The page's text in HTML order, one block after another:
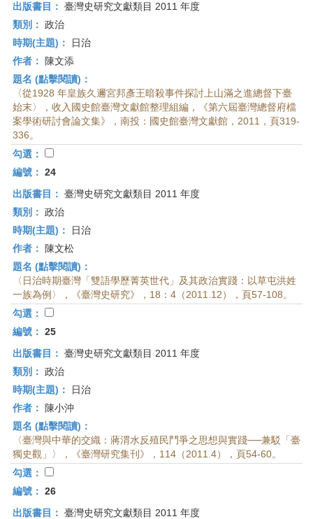
出版書目： 臺灣史研究文獻類目 2011 年度
類別： 政治
時期(主題)：
日治
作者：
陳文添
題名 (點擊閱讀)：
〈從1928 年皇族久邇宮邦彥王暗殺事件探討上山滿之進總督下臺
始末〉，收入國史館臺灣文獻館整理組編，《第六屆臺灣總督府檔
案學術研討會論文集》，南投：國史館臺灣文獻館，2011，頁319-
336。
勾選：
編號： 24
出版書目： 臺灣史研究文獻類目 2011 年度
類別： 政治
時期(主題)：
日治
作者：
陳文松
題名 (點擊閱讀)：
〈日治時期臺灣「雙語學歷菁英世代」及其政治實踐：以草屯洪姓
一族為例〉，《臺灣史研究》，18：4（2011.12），頁57-108。
勾選：
編號： 25
出版書目： 臺灣史研究文獻類目 2011 年度
類別： 政治
時期(主題)：
日治
作者：
陳小沖
題名 (點擊閱讀)：
〈臺灣與中華的交織：蔣渭水反殖民鬥爭之思想與實踐──兼駁「臺
獨史觀」〉，《臺灣研究集刊》，114（2011.4），頁54-60。
勾選：
編號： 26
出版書目： 臺灣史研究文獻類目 2011 年度